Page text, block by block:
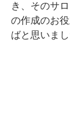
き、そのサ
の作成のお
ばと思いま